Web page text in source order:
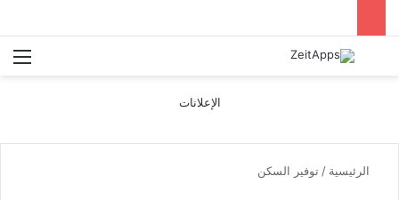
بحث عن
الإعلانات
الرئيسية / توفير السكن